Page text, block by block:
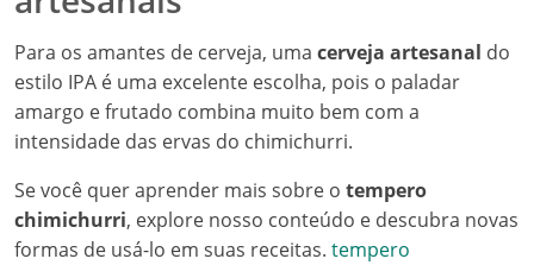
Para os amantes de cerveja, uma cerveja artesanal do
estilo IPA é uma excelente escolha, pois o paladar
amargo e frutado combina muito bem com a
intensidade das ervas do chimichurri.
Se você quer aprender mais sobre o tempero
chimichurri, explore nosso conteúdo e descubra novas
formas de usá-lo em suas receitas. tempero